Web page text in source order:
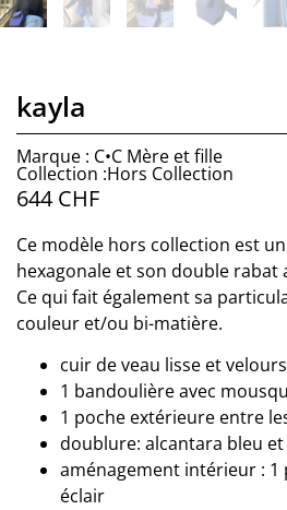
kayla
Marque : C•C Mère et fille
Collection :Hors Collection
644 CHF
Ce modèle hors collection est
hexagonale et son double rabat
Ce qui fait également sa
couleur et/ou bi-matière.
cuir de veau lisse et
1 bandoulière avec
1 poche extérieure entre
doublure: alcantara bleu
aménagement intérieur :
éclair